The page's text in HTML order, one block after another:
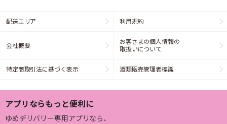
配送エリア 利用規約
会社概要
お客さまの個人情報の
取扱いについて
特定商取引法に基づく表示 酒類販売管理者標識
アプリならもっと便利に
ゆめデリバリー専用アプリなら、